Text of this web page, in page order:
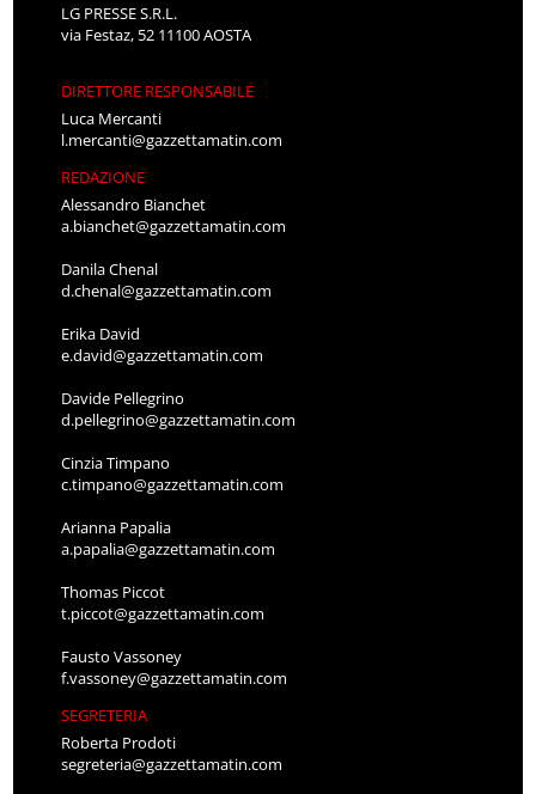
LG PRESSE S.R.L.
via Festaz, 52 11100 AOSTA
DIRETTORE RESPONSABILE
Luca Mercanti
l.mercanti@gazzettamatin.com
REDAZIONE
Alessandro Bianchet
a.bianchet@gazzettamatin.com
Danila Chenal
d.chenal@gazzettamatin.com
Erika David
e.david@gazzettamatin.com
Davide Pellegrino
d.pellegrino@gazzettamatin.com
Cinzia Timpano
c.timpano@gazzettamatin.com
Arianna Papalia
a.papalia@gazzettamatin.com
Thomas Piccot
t.piccot@gazzettamatin.com
Fausto Vassoney
f.vassoney@gazzettamatin.com
SEGRETERIA
Roberta Prodoti
segreteria@gazzettamatin.com